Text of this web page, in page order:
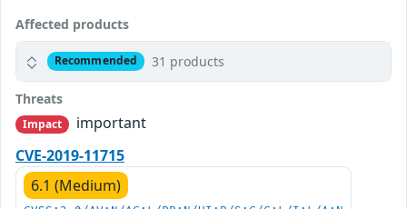
Affected products
Recommended 31 products
Threats
Impact
important
CVE-2019-11715
6.1 (Medium)